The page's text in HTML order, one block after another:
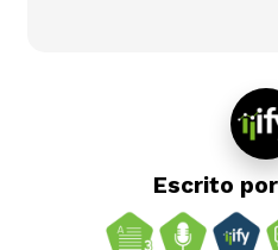
Escrito por